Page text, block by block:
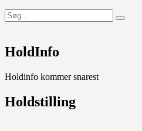
HoldInfo
Holdinfo kommer snarest
Holdstilling